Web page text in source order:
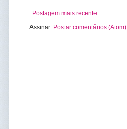
Postagem mais recente
Assinar: Postar comentários (Atom)